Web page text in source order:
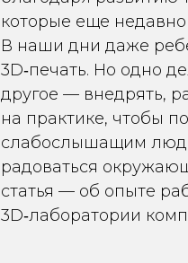
которые еще
В наши дни даже
3D‑печать. Но одно
другое — внедрять,
на практике, чтобы
слабослышащим
радоваться
статья — об опыте
3D‑лаборатории